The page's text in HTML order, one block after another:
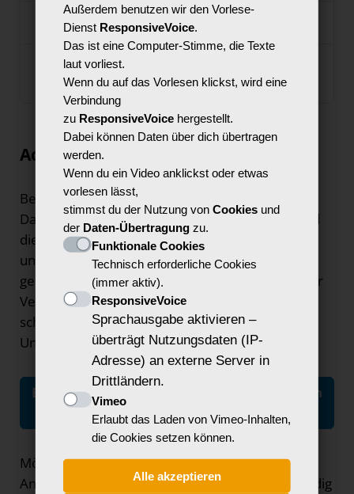
Räumliche Voraussetzungen
Benötigte Medien und Materialien (je nach
Bedarf)
Achtung, Datenschutz!
Bei jungen Geflüchteten ist das Thema
Datenschutz besonders wichtig. In der Regel sind
die Details ihrer Fluchtgeschichte nicht bekannt,
und persönliche Daten sollten daher besonders
geschützt werden. Einverständniserklärungen zur
Verwendung des Bild- und Tonmaterials müssen
schriftlich vorliegen. Bei Minderjährigen mit
Unterschrift der Erziehungsberechtigten.
Beispiel für eine Einverständniserklärung in
Einfacher Sprache
Mögliche Konten, die für die genutzten digitalen
Anwendungen (z. B. Schnittprogramme) notwendig
Außerdem benutzen wir den Vorlese-
Dienst ResponsiveVoice.
Das ist eine Computer-Stimme, die Texte
laut vorliest.
Wenn du auf das Vorlesen klickst, wird eine
Verbindung
zu ResponsiveVoicehergestellt.
Dabei können Daten über dich übertragen
werden.
Wenn du ein Video anklickst oder etwas
vorlesen lässt,
stimmst du der Nutzung von Cookiesund
der Daten-Übertragungzu.
Funktionale Cookies
Technisch erforderliche Cookies
(immer aktiv).
ResponsiveVoice
Sprachausgabe aktivieren –
überträgt Nutzungsdaten (IP-
Adresse) an externe Server in
Drittländern.
Vimeo
Erlaubt das Laden von Vimeo-Inhalten,
die Cookies setzen können.
Alle akzeptieren